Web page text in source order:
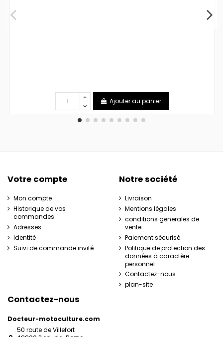
Ajouter au panier
Votre compte
Mon compte
Historique de vos
commandes
Adresses
Identité
Suivi de commande invité
Notre société
Livraison
Mentions légales
conditions generales de
vente
Paiement sécurisé
Politique de protection des
données à caractère
personnel
Contactez-nous
plan-site
Contactez-nous
Docteur-motoculture.com
50 route de Villefort